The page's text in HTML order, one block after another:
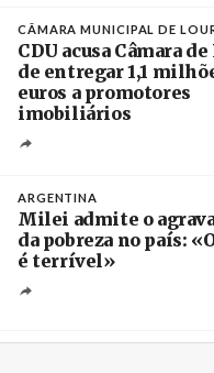
CÂMARA MUNICIPAL DE
CDU acusa Câmara
de entregar 1,1
euros a promotores
imobiliários
ARGENTINA
Milei admite o
da pobreza no país:
é terrível»